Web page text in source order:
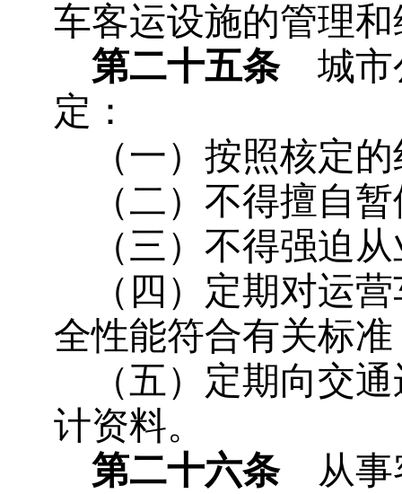
车客运设施的管理
第二十五条城市
定：
（一）按照核定
（二）不得擅自
（三）不得强迫
（四）定期对运
全性能符合有关标准
（五）定期向交
计资料。
第二十六条从事